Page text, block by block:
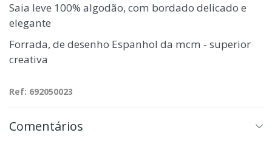
Saia leve 100% algodão, com bordado delicado e
elegante
Forrada, de desenho Espanhol da mcm - superior
creativa
Ref: 692050023
Comentários